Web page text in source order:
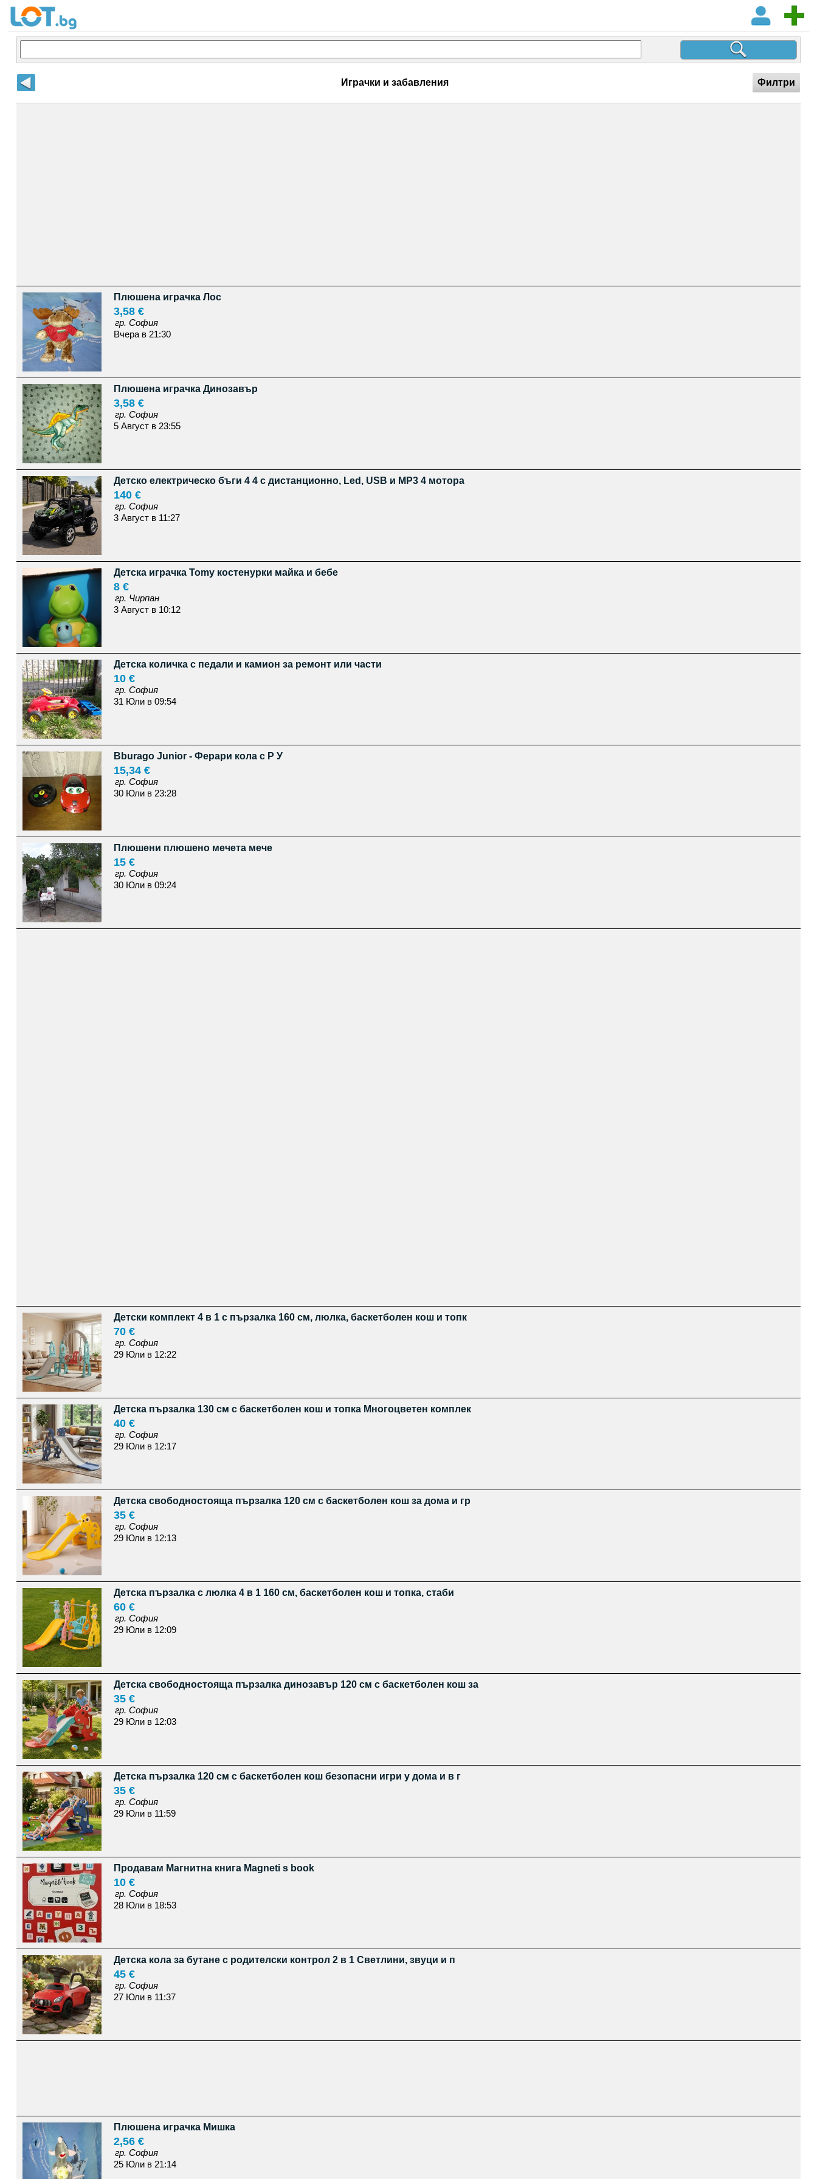
Играчки и забавления Филтри
Плюшена играчка Лос
3,58 €
гр. София
Вчера в 21:30
Плюшена играчка Динозавър
3,58 €
гр. София
5 Август в 23:55
Детско електрическо бъги 4 4 с дистанционно, Led, USB и MP3 4 мотора
140 €
гр. София
3 Август в 11:27
Детска играчка Tomy костенурки майка и бебе
8 €
гр. Чирпан
3 Август в 10:12
Детска количка с педали и камион за ремонт или части
10 €
гр. София
31 Юли в 09:54
Bburago Junior - Ферари кола с Р У
15,34 €
гр. София
30 Юли в 23:28
Плюшени плюшено мечета мече
15 €
гр. София
30 Юли в 09:24
Детски комплект 4 в 1 с пързалка 160 см, люлка, баскетболен кош и топк
70 €
гр. София
29 Юли в 12:22
Детска пързалка 130 см с баскетболен кош и топка Многоцветен комплек
40 €
гр. София
29 Юли в 12:17
Детска свободностояща пързалка 120 см с баскетболен кош за дома и гр
35 €
гр. София
29 Юли в 12:13
Детска пързалка с люлка 4 в 1 160 см, баскетболен кош и топка, стаби
60 €
гр. София
29 Юли в 12:09
Детска свободностояща пързалка динозавър 120 см с баскетболен кош за
35 €
гр. София
29 Юли в 12:03
Детска пързалка 120 см с баскетболен кош безопасни игри у дома и в г
35 €
гр. София
29 Юли в 11:59
Продавам Магнитна книга Magneti s book
10 €
гр. София
28 Юли в 18:53
Детска кола за бутане с родителски контрол 2 в 1 Светлини, звуци и п
45 €
гр. София
27 Юли в 11:37
Плюшена играчка Мишка
2,56 €
гр. София
25 Юли в 21:14